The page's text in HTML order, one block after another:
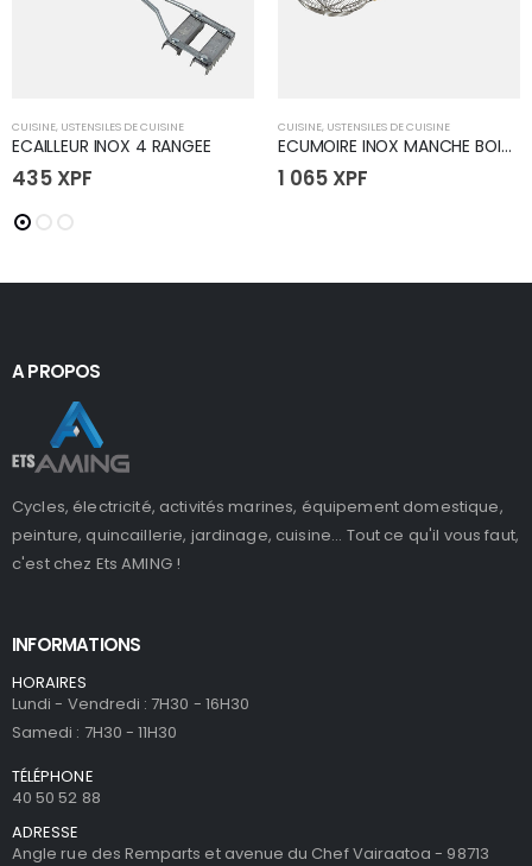
CUISINE, USTENSILES DE CUISINE
ECAILLEUR INOX 4 RANGEE
435 XPF
CUISINE, USTENSILES DE CUISINE
ECUMOIRE INOX MANCHE BOIS 10" J34306 (50
1 065 XPF
A PROPOS
Cycles, électricité, activités marines, équipement domestique,
peinture, quincaillerie, jardinage, cuisine... Tout ce qu'il vous faut,
c'est chez Ets AMING !
INFORMATIONS
HORAIRES
Lundi - Vendredi : 7H30 - 16H30
Samedi : 7H30 - 11H30
TÉLÉPHONE
40 50 52 88
ADRESSE
Angle rue des Remparts et avenue du Chef Vairaatoa - 98713